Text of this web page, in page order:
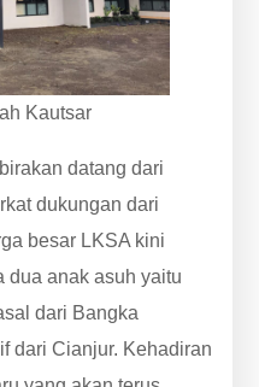
Kautsar
datang dari
dukungan dari
besar LKSA kini
dua anak asuh yaitu
dari Bangka
dari Cianjur. Kehadiran